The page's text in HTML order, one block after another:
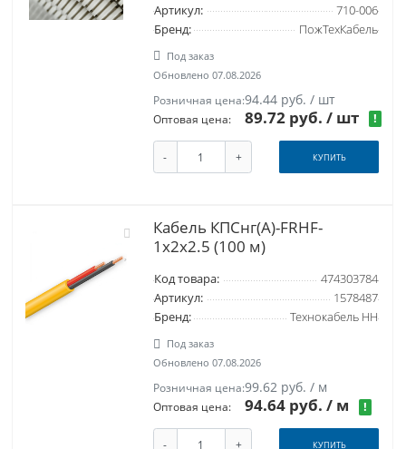
Артикул:
710-006
Бренд:
ПожТехКабель
Под заказ
Обновлено 07.08.2026
Розничная цена:94.44 руб. / шт
Оптовая цена: 89.72 руб./ шт !
- + КУПИТЬ
Кабель КПСнг(А)-FRHF-
1х2х2.5 (100 м)
Код товара:
474303784
Артикул:
1578487
Бренд:
Технокабель НН
Под заказ
Обновлено 07.08.2026
Розничная цена:99.62 руб. / м
Оптовая цена: 94.64 руб./ м !
- + КУПИТЬ